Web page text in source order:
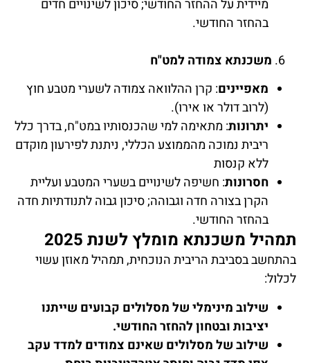
מיידית על ההחזר החודשי; סיכון לשינויים חדים
בהחזר החודשי.
משכנתא צמודה למט"ח
מאפיינים: קרן ההלוואה צמודה לשערי מטבע חוץ
(לרוב דולר או אירו).
יתרונות: מתאימה למי שהכנסותיו במט"ח, בדרך כלל
ריבית נמוכה מהממוצע הכללי, ניתנת לפירעון מוקדם
ללא קנסות
חסרונות: חשיפה לשינויים בשערי המטבע ועליית
הקרן בצורה חדה וגבוהה; סיכון גבוה לתנודתיות חדה
בהחזר החודשי.
תמהיל משכנתא מומלץ לשנת 2025
בהתחשב בסביבת הריבית הנוכחית, תמהיל מאוזן עשוי
לכלול:
שילוב מינימלי של מסלולים קבועים שייתנו
יציבות ובטחון להחזר החודשי.
שילוב של מסלולים שאינם צמודים למדד עקב